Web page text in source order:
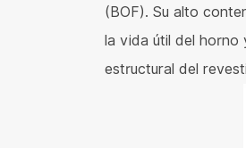
(BOF). Su alto
la vida útil del horno
estructural del